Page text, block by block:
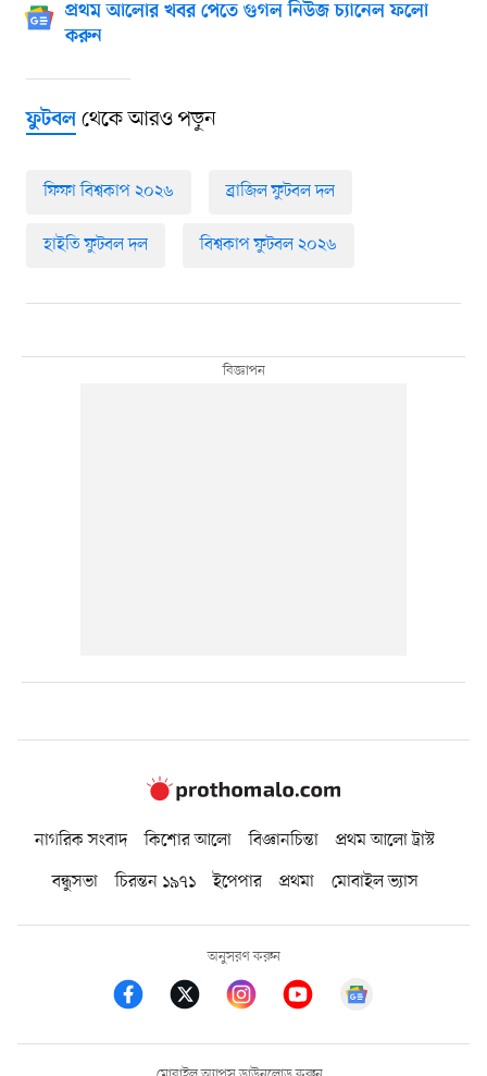
প্রথম আলোর খবর পেতে গুগল নিউজ চ্যানেল ফলো
করুন
ফুটবলথেকে আরও পড়ুন
ফিফা বিশ্বকাপ ২০২৬ ব্রাজিল ফুটবল দল
হাইতি ফুটবল দল বিশ্বকাপ ফুটবল ২০২৬
নাগরিক সংবাদ কিশোর আলো বিজ্ঞানচিন্তা
প্রথম আলো ট্রাস্ট
বন্ধুসভা
চিরন্তন ১৯৭১ ইপেপার প্রথমা মোবাইল ভ্যাস
অনুসরণ করুন